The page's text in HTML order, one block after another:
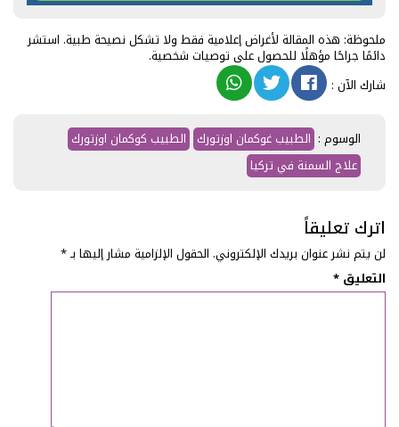
ملحوظة: هذه المقالة لأغراض إعلامية فقط ولا تشكل نصيحة طبية. استشر
دائمًا جراحًا مؤهلًا للحصول على توصيات شخصية.
شارك الآن :
الوسوم : الطبيب غوكمان اوزتورك الطبيب كوكمان اوزتورك
علاج السمنة في تركيا
اترك تعليقاً
لن يتم نشر عنوان بريدك الإلكتروني. الحقول الإلزامية مشار إليها بـ*
التعليق *